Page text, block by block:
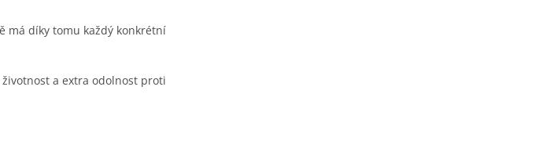
má díky tomu každý konkrétní
a extra odolnost proti